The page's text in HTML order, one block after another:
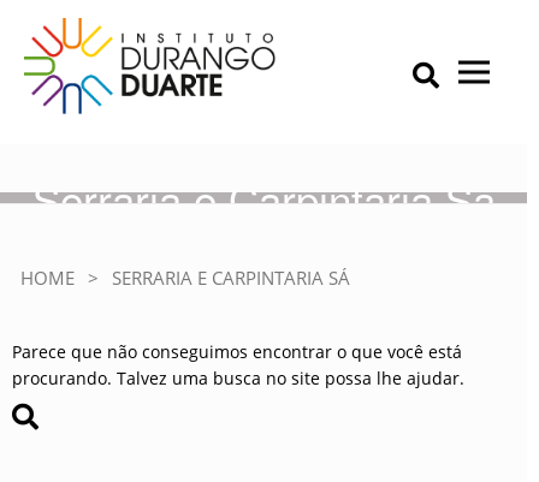
content
IDD – Instituto Durango Duarte
Instituto Durango Duarte
Primary Menu
Serraria e Carpintaria Sá
HOME > SERRARIA E CARPINTARIA SÁ
Parece que não conseguimos encontrar o que você está
procurando. Talvez uma busca no site possa lhe ajudar.